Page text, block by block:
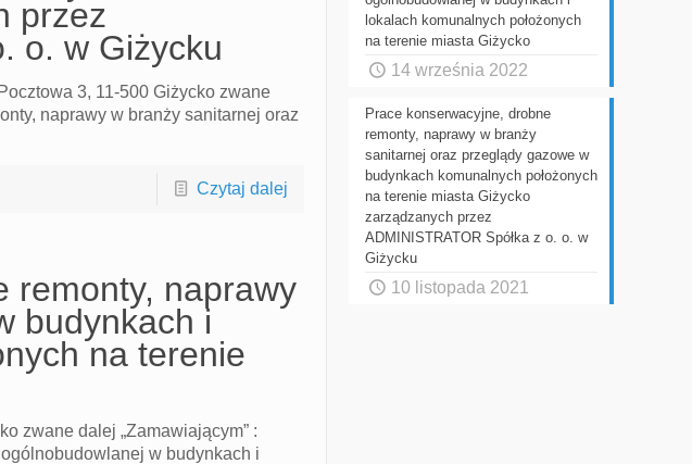
przez
o. w Giżycku
3, 11-500 Giżycko zwane
naprawy w branży sanitarnej oraz
Czytaj dalej
remonty, naprawy
budynkach i
na terenie
zwane dalej „Zamawiającym” :
w budynkach i
lokalach komunalnych położonych
na terenie miasta Giżycko
14 września 2022
Prace konserwacyjne, drobne
remonty, naprawy w branży
sanitarnej oraz przeglądy gazowe w
budynkach komunalnych położonych
na terenie miasta Giżycko
zarządzanych przez
ADMINISTRATOR Spółka z o. o. w
Giżycku
10 listopada 2021